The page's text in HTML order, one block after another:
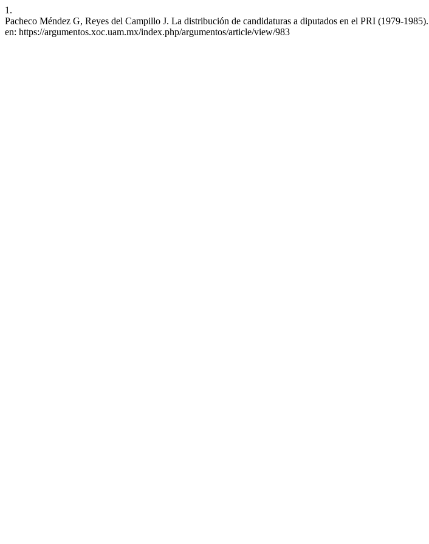
1.
Pacheco Méndez G, Reyes del Campillo J. La distribución de candidaturas a diputados en el PRI (1979-
en: https://argumentos.xoc.uam.mx/index.php/argumentos/article/view/983